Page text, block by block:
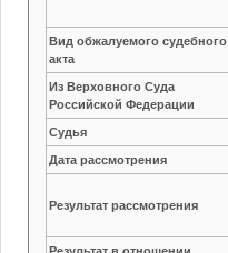
Вид обжалуемого судебного
акта
Из Верховного Суда
Российской Федерации
Судья
Дата рассмотрения
Результат рассмотрения